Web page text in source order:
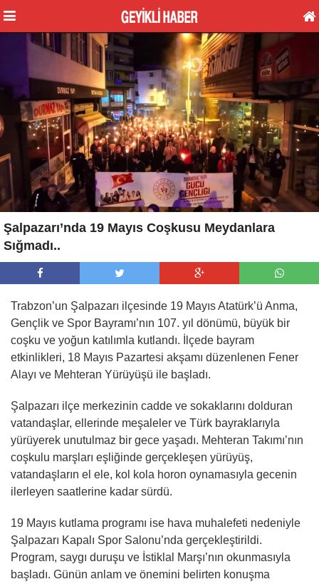
Şalpazarı’nda 19 Mayıs Coşkusu Meydanlara
Sığmadı..
Trabzon’un Şalpazarı ilçesinde 19 Mayıs Atatürk’ü Anma,
Gençlik ve Spor Bayramı’nın 107. yıl dönümü, büyük bir
coşku ve yoğun katılımla kutlandı. İlçede bayram
etkinlikleri, 18 Mayıs Pazartesi akşamı düzenlenen Fener
Alayı ve Mehteran Yürüyüşü ile başladı.
Şalpazarı ilçe merkezinin cadde ve sokaklarını dolduran
vatandaşlar, ellerinde meşaleler ve Türk bayraklarıyla
yürüyerek unutulmaz bir gece yaşadı. Mehteran Takımı’nın
coşkulu marşları eşliğinde gerçekleşen yürüyüş,
vatandaşların el ele, kol kola horon oynamasıyla gecenin
ilerleyen saatlerine kadar sürdü.
19 Mayıs kutlama programı ise hava muhalefeti nedeniyle
Şalpazarı Kapalı Spor Salonu’nda gerçekleştirildi.
Program, saygı duruşu ve İstiklal Marşı’nın okunmasıyla
başladı. Günün anlam ve önemini belirten konuşma